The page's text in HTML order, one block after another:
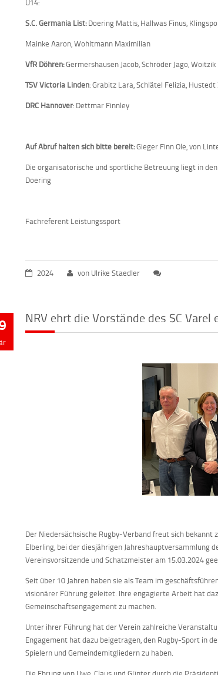
U14:
S.C. Germania List:Doering Mattis, Hallwas Finus,
Mainke Aaron, Wohltmann Maximilian
VfR Döhren:Germershausen Jacob, Schröder Jago,
TSV Victoria Linden: Grabitz Lara, Schlätel Felizia, Hustedt
DRC Hannover: Dettmar Finnley
Auf Abruf halten sich bitte bereit:Gieger Finn Ole, von
Die organisatorische und sportliche Betreuung liegt in
Doering
Fachreferent Leistungssport
2024 von Ulrike Staedler
NRV ehrt die Vorstände des SC Varel
Der Niedersächsische Rugby-Verband freut sich bekannt
Elberling, bei der diesjährigen Jahreshauptversammlung
Vereinsvorsitzende und Schatzmeister am 15.03.2024
Seit über 10 Jahren haben sie als Team im
visionärer Führung geleitet. Ihre engagierte Arbeit hat
Gemeinschaftsengagement zu machen.
Unter ihrer Führung hat der Verein zahlreiche
Engagement hat dazu beigetragen, den Rugby-Sport in
Spielern und Gemeindemitgliedern zu haben.